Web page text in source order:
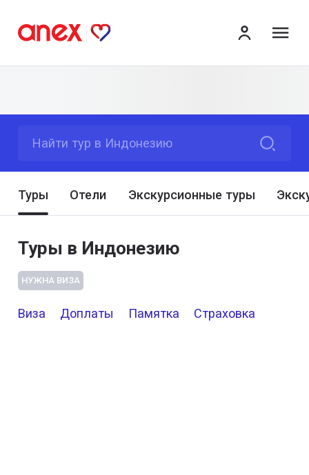
Найти тур в Индонезию
Туры Отели Экскурсионные туры
Туры в Индонезию
НУЖНА ВИЗА
Виза Доплаты Памятка Страховка